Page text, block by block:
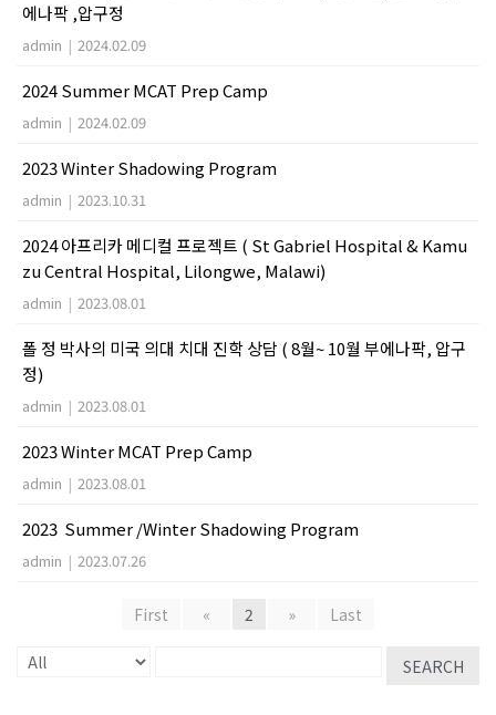
에나팍 ,압구정
admin | 2024.02.09
2024 Summer MCAT Prep Camp
admin | 2024.02.09
2023 Winter Shadowing Program
admin | 2023.10.31
2024 아프리카 메디컬 프로젝트 ( St Gabriel Hospital & Kamu
zu Central Hospital, Lilongwe, Malawi)
admin | 2023.08.01
폴 정 박사의 미국 의대 치대 진학 상담 ( 8월~ 10월 부에나팍, 압구
정)
admin | 2023.08.01
2023 Winter MCAT Prep Camp
admin | 2023.08.01
2023 Summer /Winter Shadowing Program
admin | 2023.07.26
First « 2 » Last
SEARCH